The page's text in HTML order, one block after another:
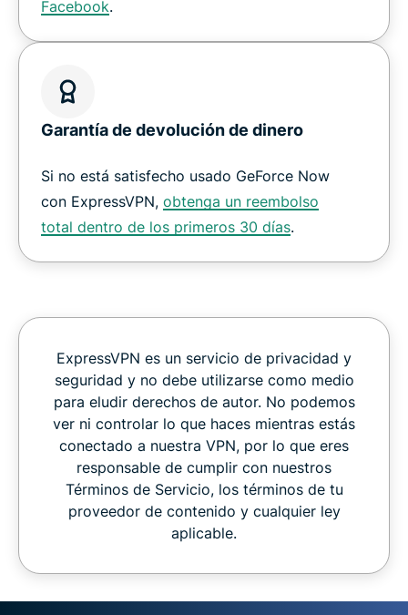
Facebook.
Garantía de devolución de dinero
Si no está satisfecho usado GeForce Now
con ExpressVPN, obtenga un reembolso
total dentro de los primeros 30 días.
ExpressVPN es un servicio de privacidad y
seguridad y no debe utilizarse como medio
para eludir derechos de autor. No podemos
ver ni controlar lo que haces mientras estás
conectado a nuestra VPN, por lo que eres
responsable de cumplir con nuestros
Términos de Servicio, los términos de tu
proveedor de contenido y cualquier ley
aplicable.